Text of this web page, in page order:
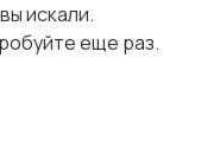
искали.
еще раз.